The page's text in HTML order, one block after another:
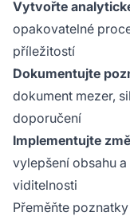
Vytvořte
opakovatelné
příležitostí
Dokumentujte
dokument mezer,
doporučení
Implementujte
vylepšení obsahu
viditelnosti
Přeměňte